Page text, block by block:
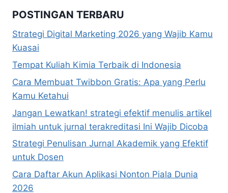
POSTINGAN TERBARU
Strategi Digital Marketing 2026 yang Wajib Kamu
Kuasai
Tempat Kuliah Kimia Terbaik di Indonesia
Cara Membuat Twibbon Gratis: Apa yang Perlu
Kamu Ketahui
Jangan Lewatkan! strategi efektif menulis artikel
ilmiah untuk jurnal terakreditasi Ini Wajib Dicoba
Strategi Penulisan Jurnal Akademik yang Efektif
untuk Dosen
Cara Daftar Akun Aplikasi Nonton Piala Dunia
2026